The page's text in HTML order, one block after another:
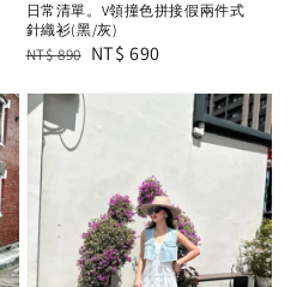
日常清單。V領撞色拼接假兩件式
針織衫(黑/灰)
Regular
NT$ 890 Sale
NT$ 690